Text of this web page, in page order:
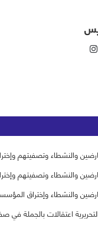
ر
ا
والنشطاء وتصفيتهم
والنشطاء وتصفيتهم
والنشطاء وإختراق